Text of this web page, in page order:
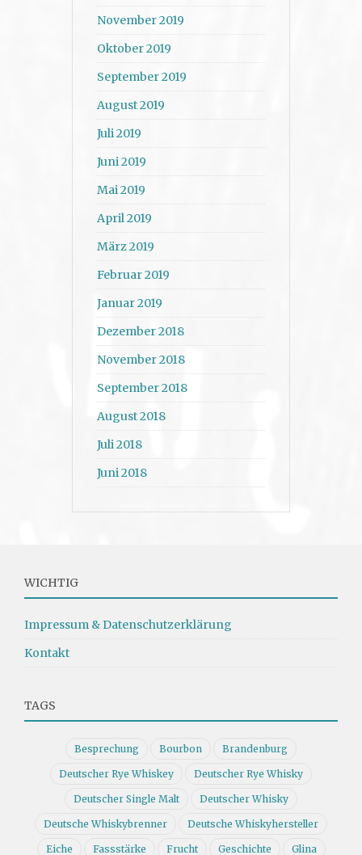
November 2019
Oktober 2019
September 2019
August 2019
Juli 2019
Juni 2019
Mai 2019
April 2019
März 2019
Februar 2019
Januar 2019
Dezember 2018
November 2018
September 2018
August 2018
Juli 2018
Juni 2018
WICHTIG
Impressum & Datenschutzerklärung
Kontakt
TAGS
Besprechung Bourbon Brandenburg
Deutscher Rye Whiskey Deutscher Rye Whisky
Deutscher Single Malt Deutscher Whisky
Deutsche Whiskybrenner Deutsche Whiskyhersteller
Eiche Fassstärke Frucht Geschichte Glina